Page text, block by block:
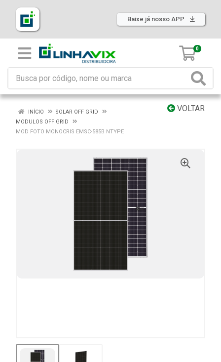
Baixe já nosso APP
0
VOLTAR
INÍCIO
SOLAR OFF GRID
MODULOS OFF GRID
MOD FOTO MONOCRIS EMSC-585B NTYPE